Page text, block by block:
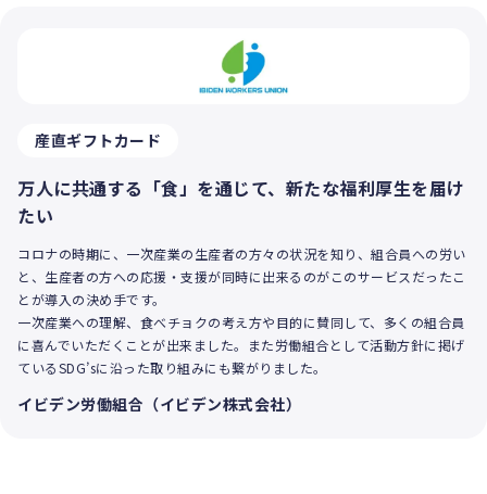
産直ギフトカード
万人に共通する「食」を通じて、新たな福利厚生を届け
たい
コロナの時期に、一次産業の生産者の方々の状況を知り、組合員への労い
と、生産者の方への応援・支援が同時に出来るのがこのサービスだったこ
とが導入の決め手です。
一次産業への理解、食べチョクの考え方や目的に賛同して、多くの組合員
に喜んでいただくことが出来ました。また労働組合として活動方針に掲げ
ているSDG’sに沿った取り組みにも繋がりました。
イビデン労働組合（イビデン株式会社）